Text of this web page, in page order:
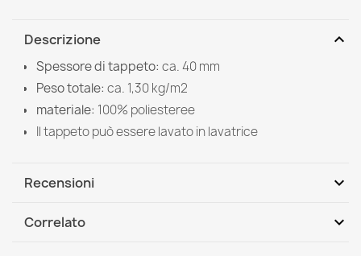
Descrizione expand_more
Spessore di tappeto: ca. 40 mm
Peso totale: ca. 1,30 kg/m2
materiale: 100% poliesteree
Il tappeto può essere lavato in lavatrice
Recensioni expand_more
Correlato expand_more